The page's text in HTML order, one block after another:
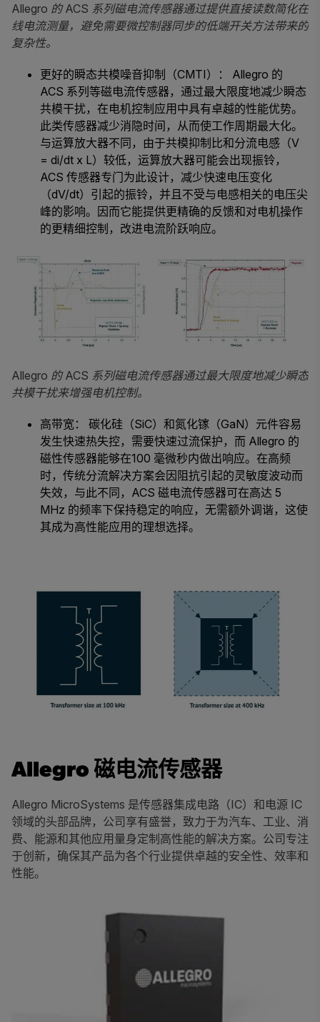
Allegro 的 ACS 系列磁电流传感器通过提供直接读数简化在
线电流测量，避免需要微控制器同步的低端开关方法带来的
复杂性。
更好的瞬态共模噪音抑制（CMTI）： Allegro 的
ACS 系列等磁电流传感器，通过最大限度地减少瞬态
共模干扰，在电机控制应用中具有卓越的性能优势。
此类传感器减少消隐时间，从而使工作周期最大化。
与运算放大器不同，由于共模抑制比和分流电感（V
= di/dt x L）较低，运算放大器可能会出现振铃，
ACS 传感器专门为此设计，减少快速电压变化
（dV/dt）引起的振铃，并且不受与电感相关的电压尖
峰的影响。因而它能提供更精确的反馈和对电机操作
的更精细控制，改进电流阶跃响应。
Allegro 的 ACS 系列磁电流传感器通过最大限度地减少瞬态
共模干扰来增强电机控制。
高带宽： 碳化硅（SiC）和氮化镓（GaN）元件容易
发生快速热失控，需要快速过流保护，而 Allegro 的
磁性传感器能够在100 毫微秒内做出响应。在高频
时，传统分流解决方案会因阻抗引起的灵敏度波动而
失效，与此不同，ACS 磁电流传感器可在高达 5
MHz 的频率下保持稳定的响应，无需额外调谐，这使
其成为高性能应用的理想选择。
Allegro 磁电流传感器
Allegro MicroSystems 是传感器集成电路（IC）和电源 IC
领域的头部品牌，公司享有盛誉，致力于为汽车、工业、消
费、能源和其他应用量身定制高性能的解决方案。公司专注
于创新，确保其产品为各个行业提供卓越的安全性、效率和
性能。